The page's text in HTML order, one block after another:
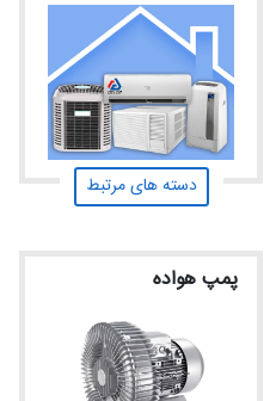
دسته های مرتبط
پمپ هواده